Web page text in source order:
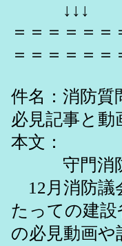
↓↓↓
＝＝＝＝＝
＝＝＝＝＝＝
件名：消防質
必見記事と動
本文：
守門消防
12月消防議
たっての建
の必見動画